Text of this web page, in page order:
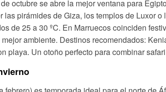
octubre se abre la mejor ventana para
las pirámides de Giza, los templos de Luxor
de 25 a 30 ºC. En Marruecos coinciden
ambiente. Destinos recomendados:
playa. Un otoño perfecto para combinar